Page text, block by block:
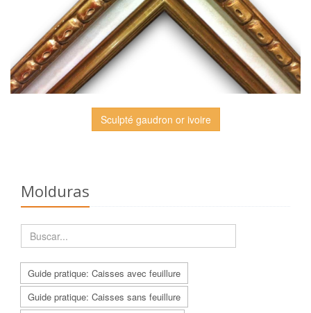
Sculpté gaudron or ivoire
Molduras
Guide pratique: Caisses avec feuillure
Guide pratique: Caisses sans feuillure